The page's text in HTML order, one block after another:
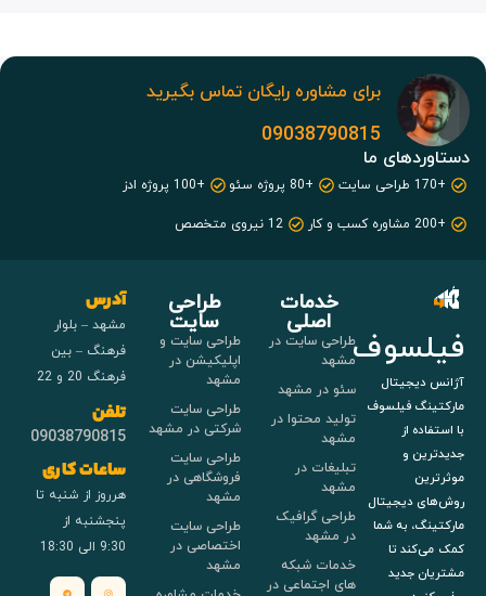
برای مشاوره رایگان تماس بگیرید
09038790815
دستاوردهای ما
+170 طراحی سایت +80 پروژه سئو
+100 پروژه ادز
+200 مشاوره کسب و کار
12 نیروی متخصص
فیلسوف
آژانس دیجیتال
مارکتینگ فیلسوف
با استفاده از
جدیدترین و
موثرترین
روش‌های دیجیتال
مارکتینگ، به شما
کمک می‌کند تا
مشتریان جدید
خدمات
اصلی
طراحی سایت در
مشهد
سئو در مشهد
تولید محتوا در
مشهد
تبلیغات در
مشهد
طراحی گرافیک
در مشهد
خدمات شبکه
های اجتماعی در
طراحی
سایت
طراحی سایت و
اپلیکیشن در
مشهد
طراحی سایت
شرکتی در مشهد
طراحی سایت
فروشگاهی در
مشهد
طراحی سایت
اختصاصی در
مشهد
آدرس
مشهد – بلوار
فرهنگ – بین
فرهنگ 20 و 22
تلفن
09038790815
ساعات کاری
هرروز از شنبه تا
پنجشنبه از
9:30 الی 18:30